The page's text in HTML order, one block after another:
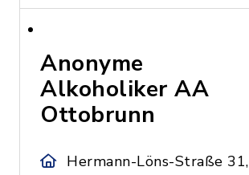
Anonyme
Alkoholiker AA
Ottobrunn
Hermann-Löns-Straße 31,